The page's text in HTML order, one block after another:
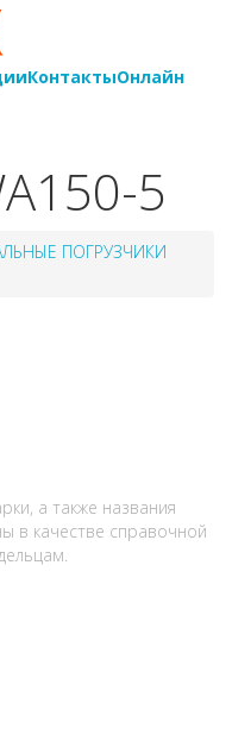
КонтактыОнлайн
5
ПОГРУЗЧИКИ
а также названия
в качестве справочной